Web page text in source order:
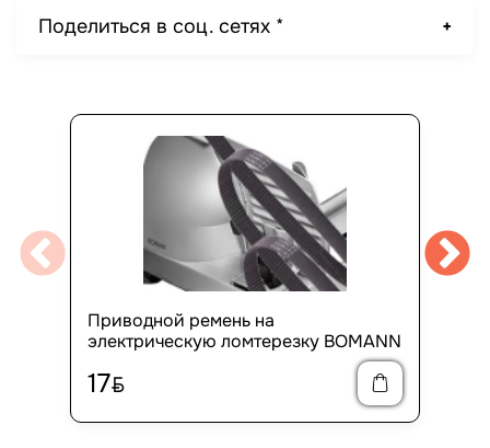
Поделиться в соц. сетях *
Приводной ремень на
электрическую ломтерезку BOMANN
17BYN